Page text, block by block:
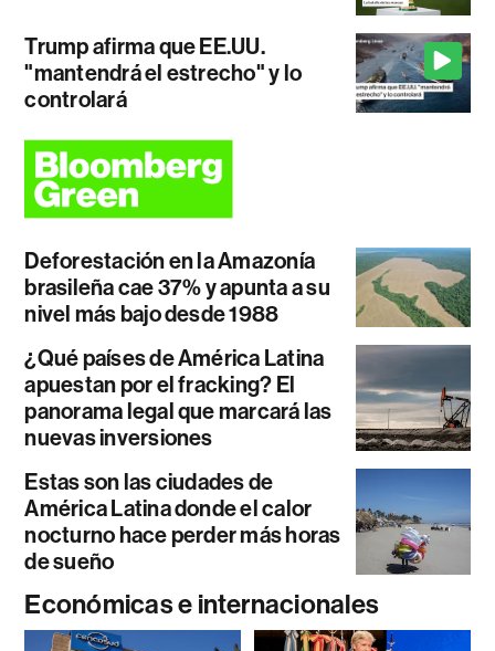
Trump afirma que EE.UU.
"mantendrá el estrecho" y lo
controlará
Deforestación en la Amazonía
brasileña cae 37% y apunta a su
nivel más bajo desde 1988
¿Qué países de América Latina
apuestan por el fracking? El
panorama legal que marcará las
nuevas inversiones
Estas son las ciudades de
América Latina donde el calor
nocturno hace perder más horas
de sueño
Económicas e internacionales